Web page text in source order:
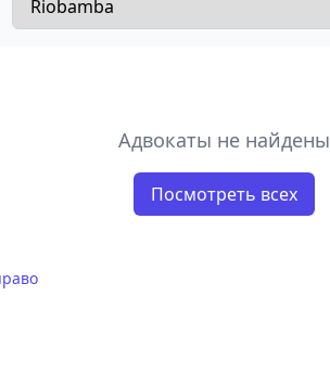
Адвокаты не найдены
Посмотреть всех